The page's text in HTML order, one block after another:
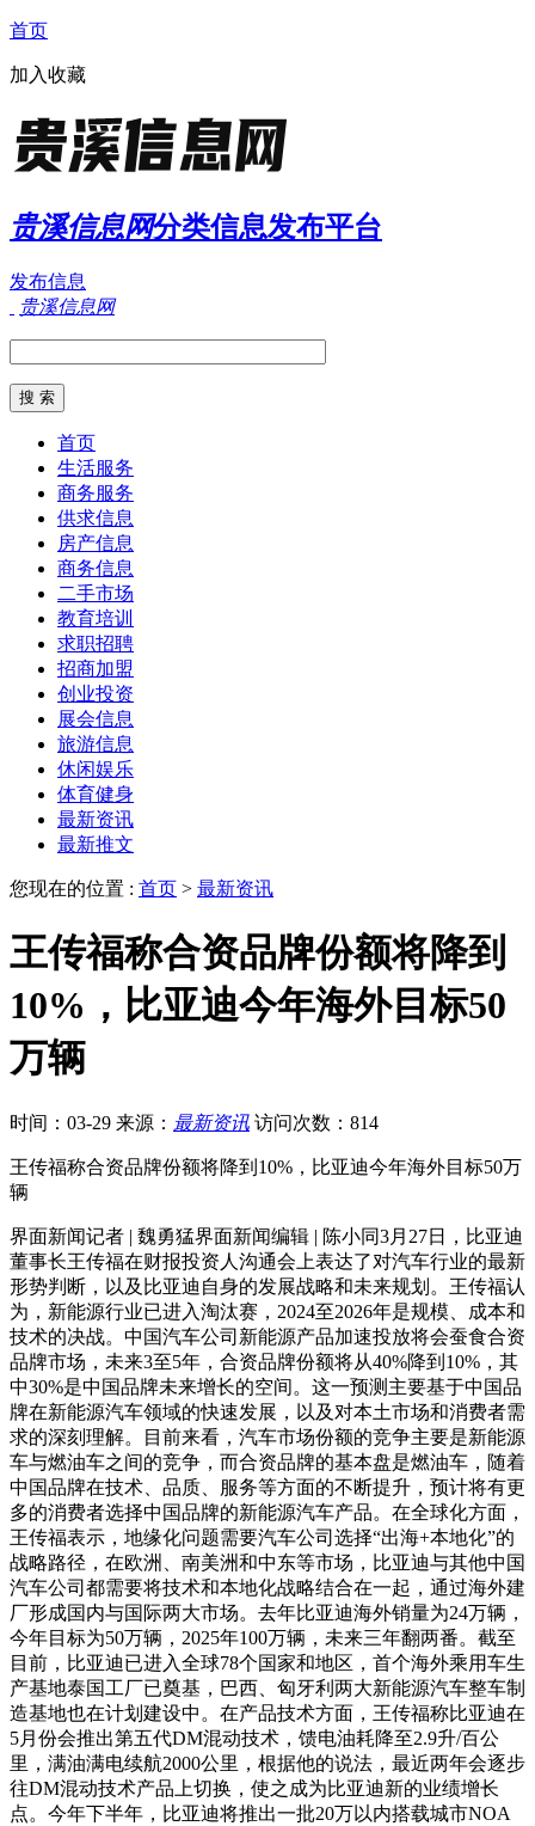
首页
加入收藏
贵溪信息网分类信息发布平台
发布信息
贵溪信息网
首页
生活服务
商务服务
供求信息
房产信息
商务信息
二手市场
教育培训
求职招聘
招商加盟
创业投资
展会信息
旅游信息
休闲娱乐
体育健身
最新资讯
最新推文
您现在的位置 : 首页 > 最新资讯
王传福称合资品牌份额将降到
10%，比亚迪今年海外目标50
万辆
时间：03-29 来源： 最新资讯 访问次数：814
王传福称合资品牌份额将降到10%，比亚迪今年海外目标50万
辆
界面新闻记者 | 魏勇猛界面新闻编辑 | 陈小同3月27日，比亚迪
董事长王传福在财报投资人沟通会上表达了对汽车行业的最新
形势判断，以及比亚迪自身的发展战略和未来规划。王传福认
为，新能源行业已进入淘汰赛，2024至2026年是规模、成本和
技术的决战。中国汽车公司新能源产品加速投放将会蚕食合资
品牌市场，未来3至5年，合资品牌份额将从40%降到10%，其
中30%是中国品牌未来增长的空间。这一预测主要基于中国品
牌在新能源汽车领域的快速发展，以及对本土市场和消费者需
求的深刻理解。目前来看，汽车市场份额的竞争主要是新能源
车与燃油车之间的竞争，而合资品牌的基本盘是燃油车，随着
中国品牌在技术、品质、服务等方面的不断提升，预计将有更
多的消费者选择中国品牌的新能源汽车产品。在全球化方面，
王传福表示，地缘化问题需要汽车公司选择“出海+本地化”的
战略路径，在欧洲、南美洲和中东等市场，比亚迪与其他中国
汽车公司都需要将技术和本地化战略结合在一起，通过海外建
厂形成国内与国际两大市场。去年比亚迪海外销量为24万辆，
今年目标为50万辆，2025年100万辆，未来三年翻两番。截至
目前，比亚迪已进入全球78个国家和地区，首个海外乘用车生
产基地泰国工厂已奠基，巴西、匈牙利两大新能源汽车整车制
造基地也在计划建设中。在产品技术方面，王传福称比亚迪在
5月份会推出第五代DM混动技术，馈电油耗降至2.9升/百公
里，满油满电续航2000公里，根据他的说法，最近两年会逐步
往DM混动技术产品上切换，使之成为比亚迪新的业绩增长
点。今年下半年，比亚迪将推出一批20万以内搭载城市NOA